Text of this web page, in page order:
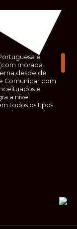
e
morada
de
Comunicar com
e
a nível
todos os tipos
saberes ocultos
devida
um
trabalhos